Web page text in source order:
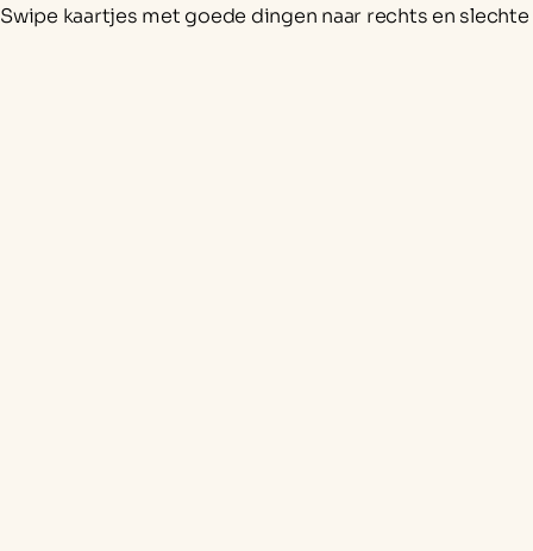
Swipe kaartjes met goede dingen naar rechts en